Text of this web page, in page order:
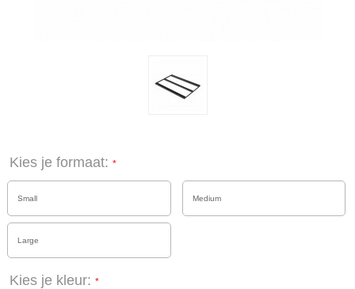
Kies je formaat:
Small Medium
Large
Kies je kleur: